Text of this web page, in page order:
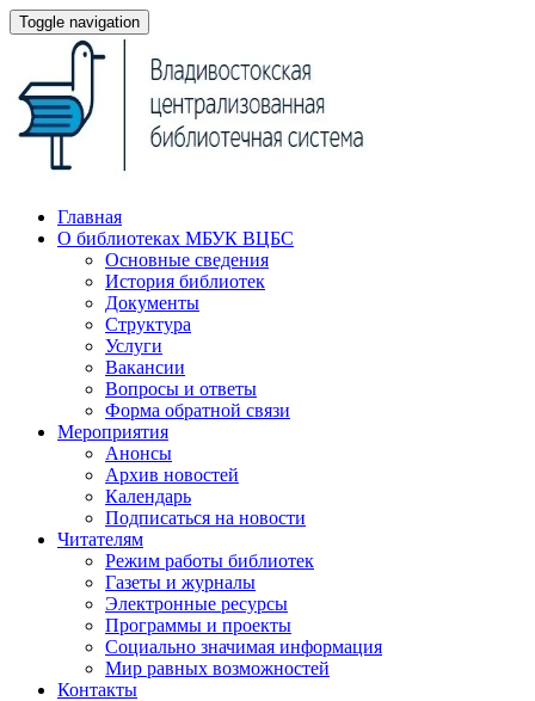
Toggle navigation
Главная
О библиотеках МБУК ВЦБС
Основные сведения
История библиотек
Документы
Структура
Услуги
Вакансии
Вопросы и ответы
Форма обратной связи
Мероприятия
Анонсы
Архив новостей
Календарь
Подписаться на новости
Читателям
Режим работы библиотек
Газеты и журналы
Электронные ресурсы
Программы и проекты
Социально значимая информация
Мир равных возможностей
Контакты